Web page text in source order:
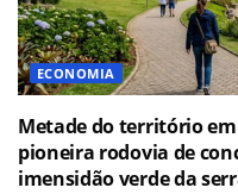
ECONOMIA
Metade do território
pioneira rodovia de
imensidão verde da